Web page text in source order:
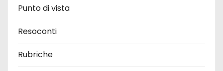
Punto di vista
Resoconti
Rubriche